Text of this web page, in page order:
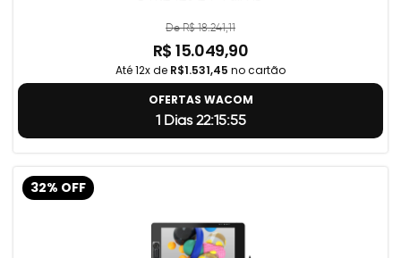
De R$ 18.241,11
R$ 15.049,90
Até 12x de R$1.531,45 no cartão
OFERTAS WACOM
1 Dias 22:15:55
32% OFF